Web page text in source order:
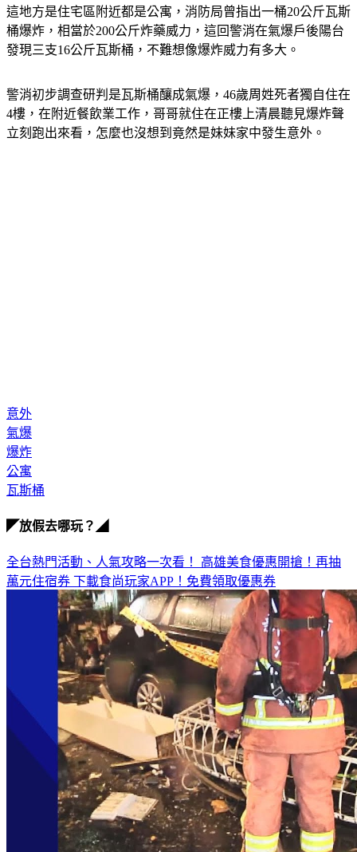
這地方是住宅區附近都是公寓，消防局曾指出一桶20公斤瓦斯
桶爆炸，相當於200公斤炸藥威力，這回警消在氣爆戶後陽台
發現三支16公斤瓦斯桶，不難想像爆炸威力有多大。
警消初步調查研判是瓦斯桶釀成氣爆，46歲周姓死者獨自住在
4樓，在附近餐飲業工作，哥哥就住在正樓上清晨聽見爆炸聲
立刻跑出來看，怎麼也沒想到竟然是妹妹家中發生意外。
意外
氣爆
爆炸
公寓
瓦斯桶
◤放假去哪玩？◢
全台熱門活動、人氣攻略一次看！ 高雄美食優惠開搶！再抽
萬元住宿券 下載食尚玩家APP！免費領取優惠券